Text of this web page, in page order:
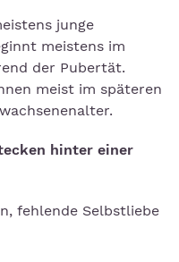
junge
meistens im
der Pubertät.
meist im späteren
hinter einer
fehlende Selbstliebe